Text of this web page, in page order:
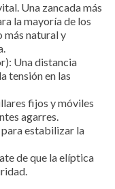
Una zancada más
la mayoría de los
natural y
Una distancia
tensión en las
fijos y móviles
agarres.
estabilizar la
de que la elíptica